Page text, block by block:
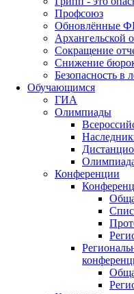
Профсоюз
Обновлённые
Архангельской
Сокращение
Снижение
Безопасность в
Обучающимся
ГИА
Олимпиады
Конференции